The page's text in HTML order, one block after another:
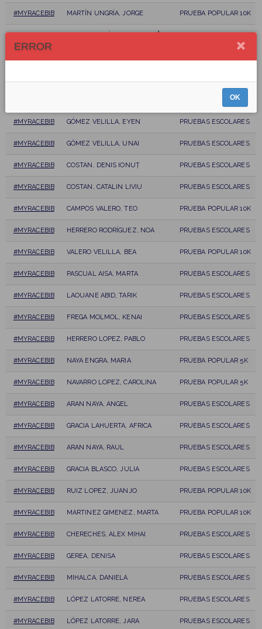
#MYRACEBIB MARTÍN UNGRÍA, JORGE PRUEBA POPULAR 10K
PRUEBA POPULAR 5K
#MYRACEBIB GÓMEZ VELILLA, EYEN PRUEBAS ESCOLARES
#MYRACEBIB GÓMEZ VELILLA, UNAI PRUEBAS ESCOLARES
#MYRACEBIB COSTAN, DENIS IONUȚ PRUEBAS ESCOLARES
#MYRACEBIB COSTAN, CATALIN LIVIU PRUEBAS ESCOLARES
#MYRACEBIB CAMPOS VALERO, TEO PRUEBA POPULAR 10K
#MYRACEBIB HERRERO RODRÍGUEZ, NOA PRUEBAS ESCOLARES
#MYRACEBIB VALERO VELILLA, BEA PRUEBA POPULAR 10K
#MYRACEBIB PASCUAL AISA, MARTA PRUEBAS ESCOLARES
#MYRACEBIB LAOUANE ABID, TARIK PRUEBAS ESCOLARES
#MYRACEBIB FREGA MOLMOL, KENAI PRUEBAS ESCOLARES
#MYRACEBIB HERRERO LOPEZ, PABLO PRUEBAS ESCOLARES
#MYRACEBIB NAYA ENGRA, MARIA PRUEBA POPULAR 5K
#MYRACEBIB NAVARRO LOPEZ, CAROLINA PRUEBA POPULAR 5K
#MYRACEBIB ARAN NAYA, ANGEL PRUEBAS ESCOLARES
#MYRACEBIB GRACIA LAHUERTA, AFRICA PRUEBAS ESCOLARES
#MYRACEBIB ARAN NAYA, RAUL PRUEBAS ESCOLARES
#MYRACEBIB GRACIA BLASCO, JULIA PRUEBAS ESCOLARES
#MYRACEBIB RUIZ LOPEZ, JUANJO PRUEBA POPULAR 10K
#MYRACEBIB MARTINEZ GIMENEZ, MARTA PRUEBA POPULAR 10K
#MYRACEBIB CHERECHES, ALEX MIHAI PRUEBAS ESCOLARES
#MYRACEBIB GEREA, DENISA PRUEBAS ESCOLARES
#MYRACEBIB MIHALCA, DANIELA PRUEBAS ESCOLARES
#MYRACEBIB LÓPEZ LATORRE, NEREA PRUEBAS ESCOLARES
#MYRACEBIB LÓPEZ LATORRE, JARA PRUEBAS ESCOLARES
ERROR
OK